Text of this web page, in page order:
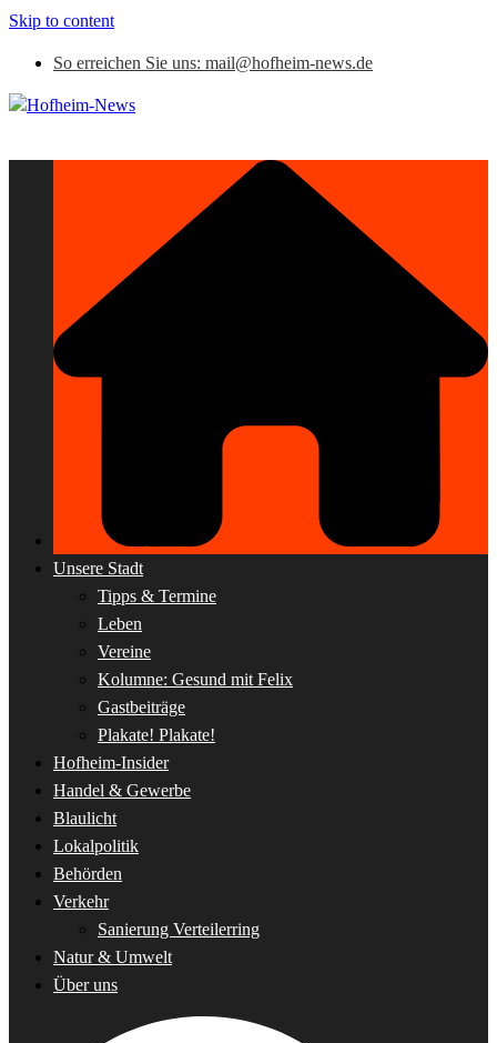
Skip to content
So erreichen Sie uns: mail@hofheim-news.de
Unsere Stadt
Tipps & Termine
Leben
Vereine
Kolumne: Gesund mit Felix
Gastbeiträge
Plakate! Plakate!
Hofheim-Insider
Handel & Gewerbe
Blaulicht
Lokalpolitik
Behörden
Verkehr
Sanierung Verteilerring
Natur & Umwelt
Über uns